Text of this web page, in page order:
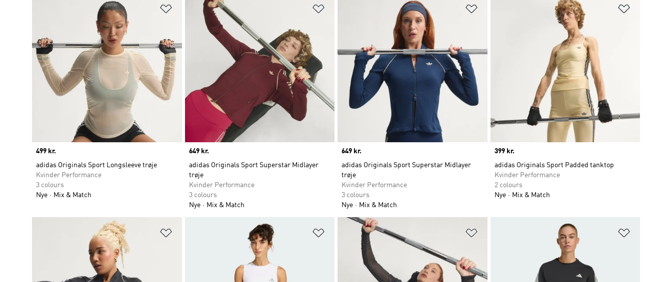
Føj til ønskeliste
Price
499 kr.
adidas Originals Sport Longsleeve trøje
Kvinder Performance
3 colours
Nye
Mix & Match
Price
649 kr.
adidas Originals Sport Superstar Midlayer
trøje
Kvinder Performance
3 colours
Nye
Mix & Match
Price
649 kr.
adidas Originals Sport Superstar Midlayer
trøje
Kvinder Performance
3 colours
Nye
Mix & Match
Price
399 kr.
adidas Originals Sport Padded tanktop
Kvinder Performance
2 colours
Nye
Mix & Match
Føj til ønskeliste